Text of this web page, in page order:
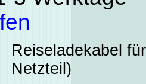
Reiseladekabel
Netzteil)